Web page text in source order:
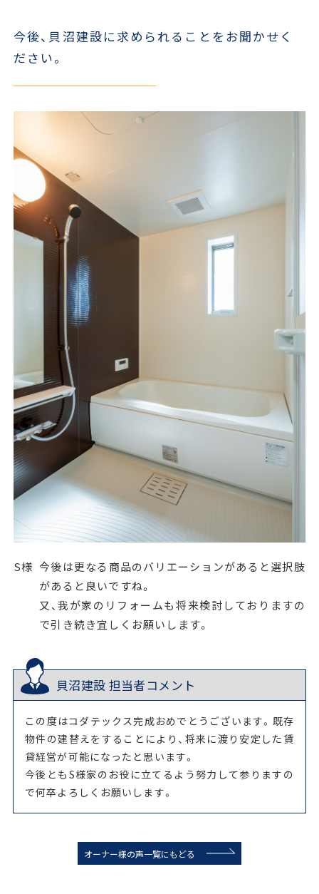
今後、貝沼建設に求められることをお聞かせく
ださい。
S様 今後は更なる商品のバリエーションがあると選択肢
があると良いですね。
又、我が家のリフォームも将来検討しておりますの
で引き続き宜しくお願いします。
貝沼建設 担当者コメント
この度はコダテックス完成おめでとうございます。既存
物件の建替えをすることにより、将来に渡り安定した賃
貸経営が可能になったと思います。
今後ともS様家のお役に立てるよう努力して参りますの
で何卒よろしくお願いします。
オーナー様の声一覧にもどる